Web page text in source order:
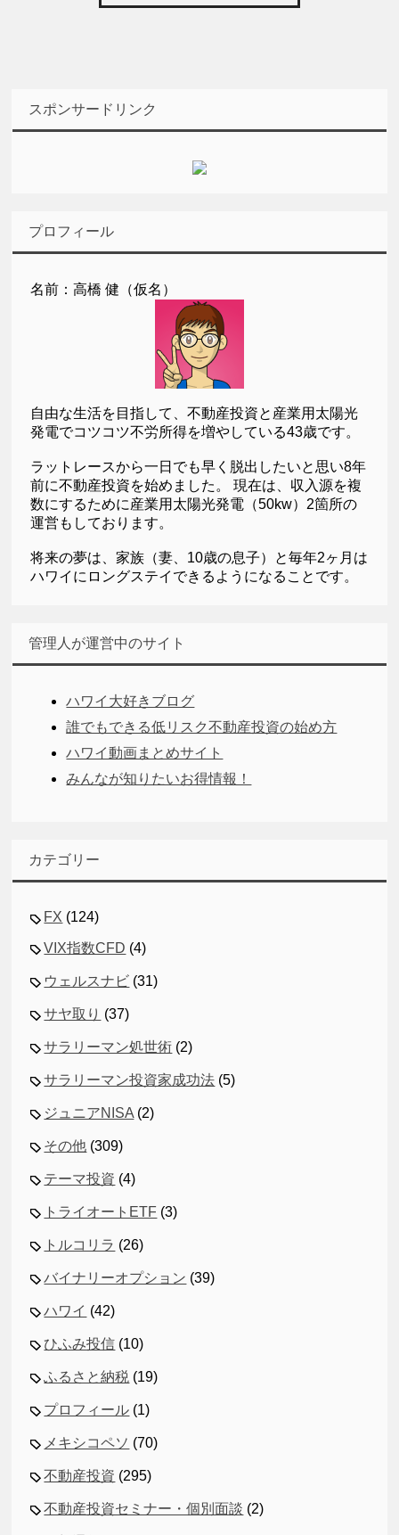
スポンサードリンク
プロフィール
名前：高橋 健（仮名）
自由な生活を目指して、不動産投資と産業用太陽光
発電でコツコツ不労所得を増やしている43歳です。
ラットレースから一日でも早く脱出したいと思い8年
前に不動産投資を始めました。 現在は、収入源を複
数にするために産業用太陽光発電（50kw）2箇所の
運営もしております。
将来の夢は、家族（妻、10歳の息子）と毎年2ヶ月は
ハワイにロングステイできるようになることです。
管理人が運営中のサイト
ハワイ大好きブログ
誰でもできる低リスク不動産投資の始め方
ハワイ動画まとめサイト
みんなが知りたいお得情報！
カテゴリー
FX (124)
VIX指数CFD (4)
ウェルスナビ (31)
サヤ取り (37)
サラリーマン処世術 (2)
サラリーマン投資家成功法 (5)
ジュニアNISA (2)
その他 (309)
テーマ投資 (4)
トライオートETF (3)
トルコリラ (26)
バイナリーオプション (39)
ハワイ (42)
ひふみ投信 (10)
ふるさと納税 (19)
プロフィール (1)
メキシコペソ (70)
不動産投資 (295)
不動産投資セミナー・個別面談 (2)